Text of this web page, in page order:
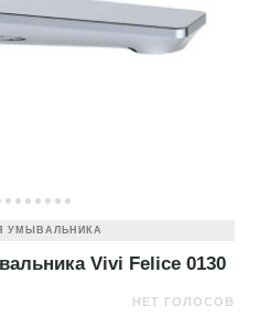
УМЫВАЛЬНИКА
Vivi Felice 0130
НЕТ ГОЛОСОВ